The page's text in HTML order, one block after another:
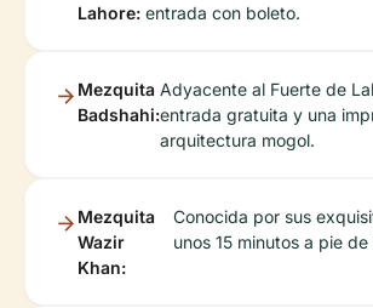
Lahore: entrada con boleto.
Mezquita
Badshahi:
Adyacente al Fuerte de
entrada gratuita y una
arquitectura mogol.
Mezquita
Wazir
Khan:
Conocida por sus
unos 15 minutos a pie